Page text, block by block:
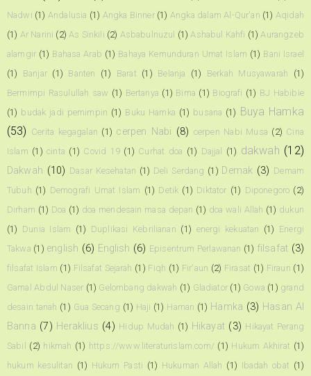
Nadwi (1) Andalusia (1) Angka Binner (1) Angka dalam Al-Qur'an (1) Aqidah
(1) Ar Narini (2) As Sinkili (2) Asbabulnuzul (1) Ashabul Kahfi (1) Aurangzeb
alamgir (1) Bahasa Arab (1) Bahaya Kemunduran Umat Islam (1) Bani Israel
(1)
Banjar (1) Banten (1) Barat (1) Belanja (1) Berkah Musyawarah
(1)
Bermimpi Rasulullah saw (1) Bertanya (1) Bima (1) Biografi (1) BJ Habibie
(1) budak jadi pemimpin (1) Buku Hamka (1) busana (1) Buya Hamka
(53) Cerita kegagalan (1) cerpen Nabi (8) cerpen Nabi Musa (2) Cina
Islam (1) cinta (1) Covid 19 (1) Curhat doa (1) Dajjal (1) dakwah (12)
Dakwah (10) Dasar Kesehatan (1) Deli Serdang (1) Demak (3) Demam
Tubuh (1) Demografi Umat Islam (1) Detik (1) Diktator (1) Diponegoro (2)
Dirham (1) Doa (1) doa mendesain masa depan (1) doa wali Allah (1) dukun
(1) Dunia Islam (1) Duplikasi Kebrilianan (1) energi kekuatan (1) Energi
Takwa (1) english (6) English (6) Episentrum Perlawanan (1) filsafat (3)
filsafat Islam (1) Filsafat Sejarah (1) Fiqh (1) Fir'aun (2) Firasat (1) Firaun (1)
Gamal Abdul Naser (1) Gelombang dakwah (1) Gladiator (1) Gowa (1) grand
desain tanah (1) Gua Secang (1) Haji (1) Haman (1) Hamka (3) Hasan Al
Banna (7) Heraklius (4) Hidup Mudah (1) Hikayat (3) Hikayat Perang
Sabil
(2) hikmah (1) https://www.literaturislam.com/ (1) Hukum Akhirat (1)
hukum kesulitan (1) Hukum Pasti (1) Hukuman Allah (1) Ibadah obat (1)